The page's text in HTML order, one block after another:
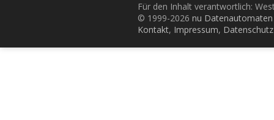
Für den Inhalt verantwortlich:
© 1999-2026 nu
Kontakt, Impressum, Datenschutz